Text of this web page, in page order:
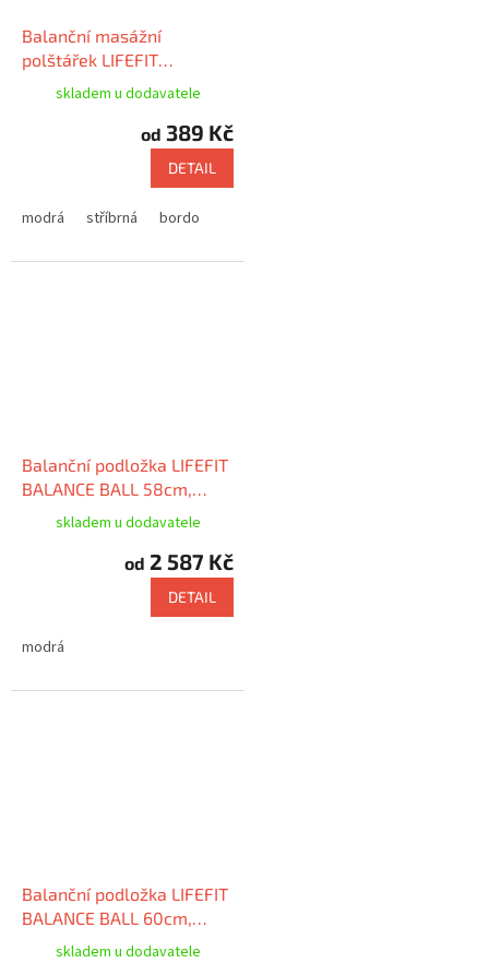
Balanční masážní
polštářek LIFEFIT
BALANCE 33cm
skladem u dodavatele
od 389 Kč
DETAIL
modrá stříbrná bordo
Balanční podložka LIFEFIT
BALANCE BALL 58cm,
bordóskladem u dodavatele
od 2 587 Kč
DETAIL
modrá
Balanční podložka LIFEFIT
BALANCE BALL 60cm,
fialováskladem u dodavatele